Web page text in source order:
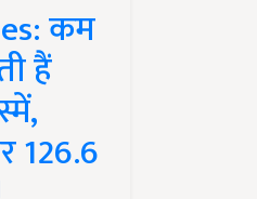
कम
हैं
126.6